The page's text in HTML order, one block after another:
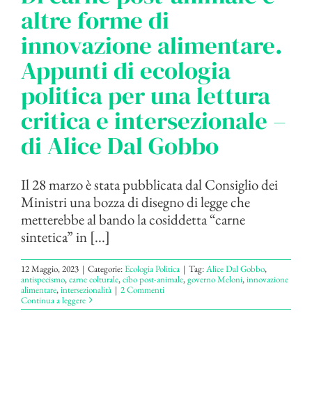
altre forme di
innovazione alimentare.
Appunti di ecologia
politica per una lettura
critica e intersezionale –
di Alice Dal Gobbo
Il 28 marzo è stata pubblicata dal Consiglio dei
Ministri una bozza di disegno di legge che
metterebbe al bando la cosiddetta “carne
sintetica” in [...]
12 Maggio, 2023 | Categorie:Ecologia Politica | Tag:Alice Dal Gobbo,
antispecismo,carne colturale,cibo post-animale,governo Meloni,innovazione
alimentare,intersezionalità | 2 Commenti
Continua a leggere